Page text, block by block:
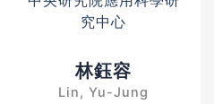
究中心
林鈺容
Lin, Yu-Jung